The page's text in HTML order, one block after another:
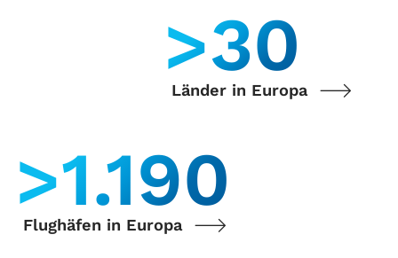
>35
Länder in Europa
>1.400
Flughäfen in Europa